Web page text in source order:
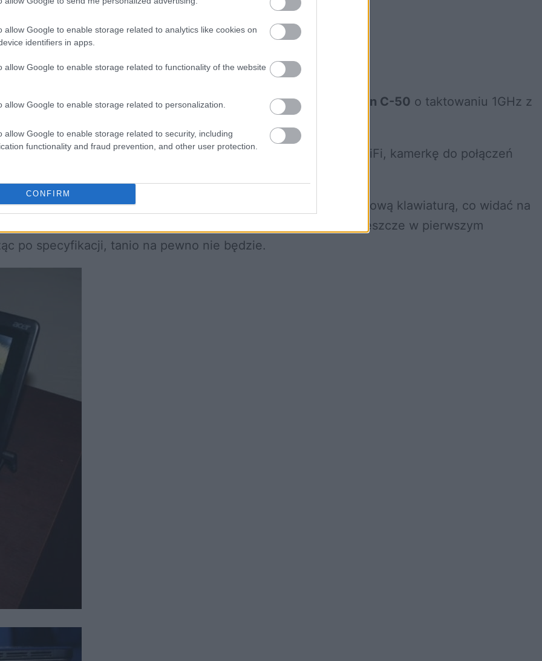
allow Google to enable storage related to analytics like cookies on
identifiers in apps.
allow Google to enable storage related to functionality of the website
allow Google to enable storage related to personalization.
allow Google to enable storage related to security, including
functionality and fraud prevention, and other user protection.
CONFIRM
7 Home Premium, a jego sercem jest procesor AMD Fusion C-50 o taktowaniu 1GHz z
wyświetlacz o nieznanej rozdzielczości, wyjście
, USB, WiFi, kamerkę do połączeń
używać jako ekranu do stacji dokującej, będącej pełnowymiarową klawiaturą, co widać na
kiedy urządzenie trafi do sprzedaży (prawdopodobnie jeszcze w pierwszym
po specyfikacji, tanio na pewno nie będzie.